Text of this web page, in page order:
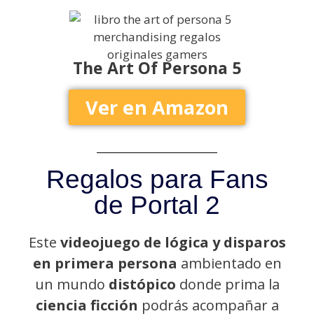
The Art Of Persona 5
Ver en Amazon
Regalos para Fans
de Portal 2
Este videojuego de lógica y disparos
en primera persona ambientado en
un mundo distópico donde prima la
ciencia ficción podrás acompañar a